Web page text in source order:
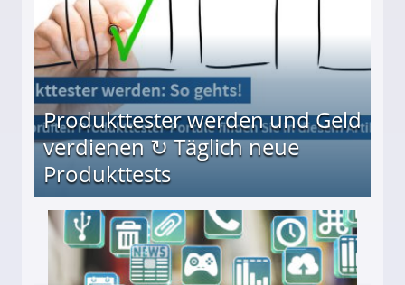
Produkttester werden und Geld
verdienen ↻ Täglich neue
Produkttests
↻ Täglich neue Produkttests